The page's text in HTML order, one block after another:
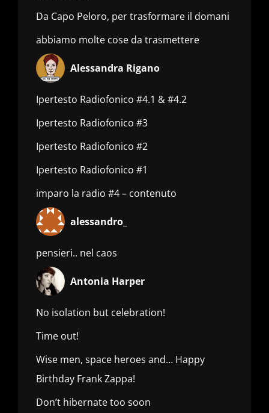
Da Capo Peloro, per trasformare il domani
abbiamo molte cose da trasmettere
Alessandra Rigano
Ipertesto Radiofonico #4.1 & #4.2
Ipertesto Radiofonico #3
Ipertesto Radiofonico #2
Ipertesto Radiofonico #1
imparo la radio #4 – contenuto
alessandro_
pensieri.. nel caos
Antonia Harper
No isolation but celebration!
Time out!
Wise men, space heroes and… Happy
Birthday Frank Zappa!
Don’t hibernate too soon